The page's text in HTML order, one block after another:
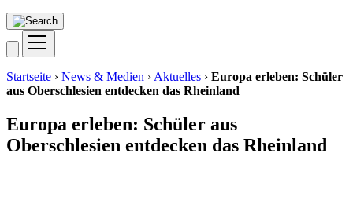
Startseite › News & Medien › Aktuelles › Europa erleben: Schüler
aus Oberschlesien entdecken das Rheinland
Europa erleben: Schüler aus
Oberschlesien entdecken das Rheinland